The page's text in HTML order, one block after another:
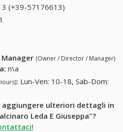
(+39-57176613)
(Owner / Director / Manager)
: n\a
: Lun-Ven: 10-18, Sab-Dom:
ulteriori dettagli in
Leda E Giuseppa"?